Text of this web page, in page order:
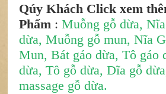
Qúy Khách Click xem
Phẩm : Muỗng gỗ dừa,
dừa, Muỗng gỗ mun, Nĩa
Mun, Bát gáo dừa, Tô gáo
dừa, Tô gỗ dừa, Dĩa gỗ dừa
massage gỗ dừa.